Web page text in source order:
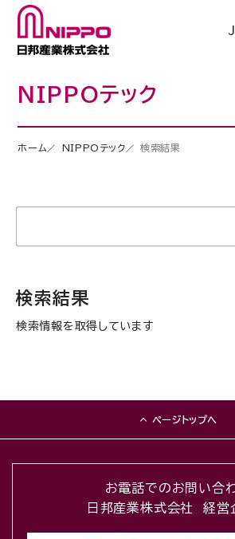
NIPPOテック
ホーム NIPPOテック 検索結果
検索結果
検索情報を取得しています
ページトップへ
お電話でのお問い合
日邦産業株式会社 経営